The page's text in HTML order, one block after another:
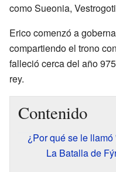
como Sueonia,
Erico comenzó a
compartiendo el trono
falleció cerca del año
rey.
Contenido
¿Por qué se le
La Batalla de